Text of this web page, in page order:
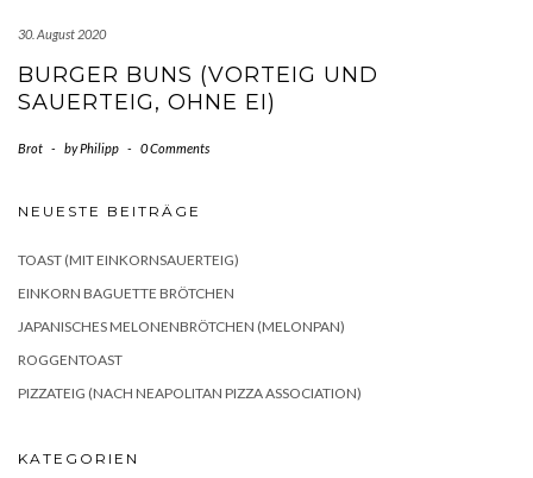
30. August 2020
BURGER BUNS (VORTEIG UND
SAUERTEIG, OHNE EI)
Brot - byPhilipp - 0 Comments
NEUESTE BEITRÄGE
TOAST (MIT EINKORNSAUERTEIG)
EINKORN BAGUETTE BRÖTCHEN
JAPANISCHES MELONENBRÖTCHEN (MELONPAN)
ROGGENTOAST
PIZZATEIG (NACH NEAPOLITAN PIZZA ASSOCIATION)
KATEGORIEN